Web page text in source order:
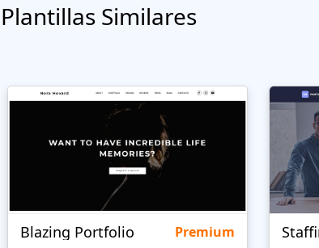
Plantillas Similares
Blazing Portfolio Premium